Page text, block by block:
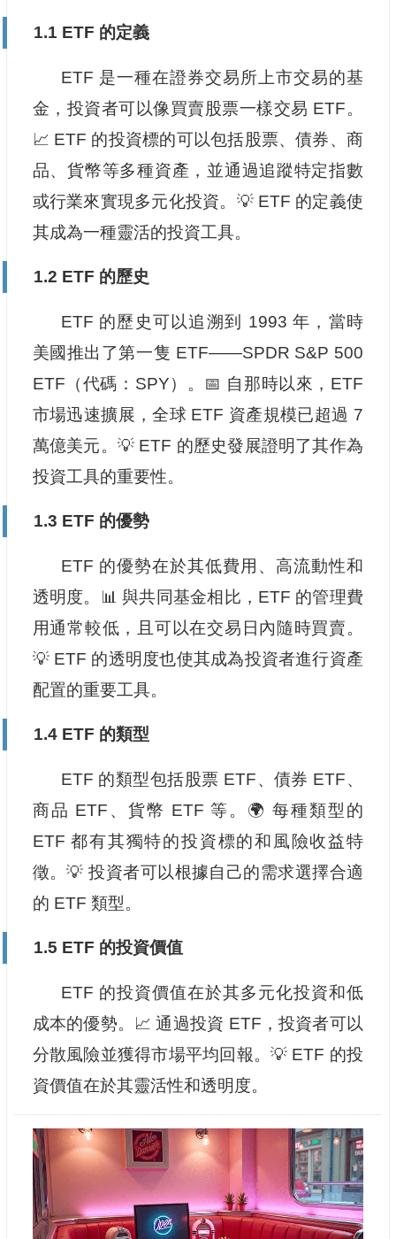
1.1 ETF 的定義
ETF 是一種在證券交易所上市交易的基
金，投資者可以像買賣股票一樣交易 ETF。
📈 ETF 的投資標的可以包括股票、債券、商
品、貨幣等多種資產，並通過追蹤特定指數
或行業來實現多元化投資。💡 ETF 的定義使
其成為一種靈活的投資工具。
1.2 ETF 的歷史
ETF 的歷史可以追溯到 1993 年，當時
美國推出了第一隻 ETF——SPDR S&P 500
ETF（代碼：SPY）。📅 自那時以來，ETF
市場迅速擴展，全球 ETF 資產規模已超過 7
萬億美元。💡 ETF 的歷史發展證明了其作為
投資工具的重要性。
1.3 ETF 的優勢
ETF 的優勢在於其低費用、高流動性和
透明度。📊 與共同基金相比，ETF 的管理費
用通常較低，且可以在交易日內隨時買賣。
💡 ETF 的透明度也使其成為投資者進行資產
配置的重要工具。
1.4 ETF 的類型
ETF 的類型包括股票 ETF、債券 ETF、
商品 ETF、貨幣 ETF 等。🌍 每種類型的
ETF 都有其獨特的投資標的和風險收益特
徵。💡 投資者可以根據自己的需求選擇合適
的 ETF 類型。
1.5 ETF 的投資價值
ETF 的投資價值在於其多元化投資和低
成本的優勢。📈 通過投資 ETF，投資者可以
分散風險並獲得市場平均回報。💡 ETF 的投
資價值在於其靈活性和透明度。